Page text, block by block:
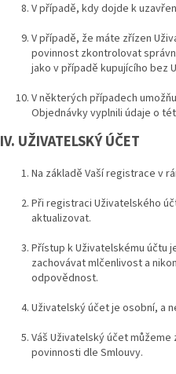
V případě, kdy dojde k
V případě, že máte zřízen
povinnost zkontrolovat
jako v případě kupujícího bez
V některých případech
Objednávky vyplnili údaje o
IV. UŽIVATELSKÝ ÚČET
Na základě Vaší registrace v
Při registraci Uživatelského
aktualizovat.
Přístup k Uživatelskému účtu
zachovávat mlčenlivost a
odpovědnost.
Uživatelský účet je osobní, a
Váš Uživatelský účet
povinnosti dle Smlouvy.